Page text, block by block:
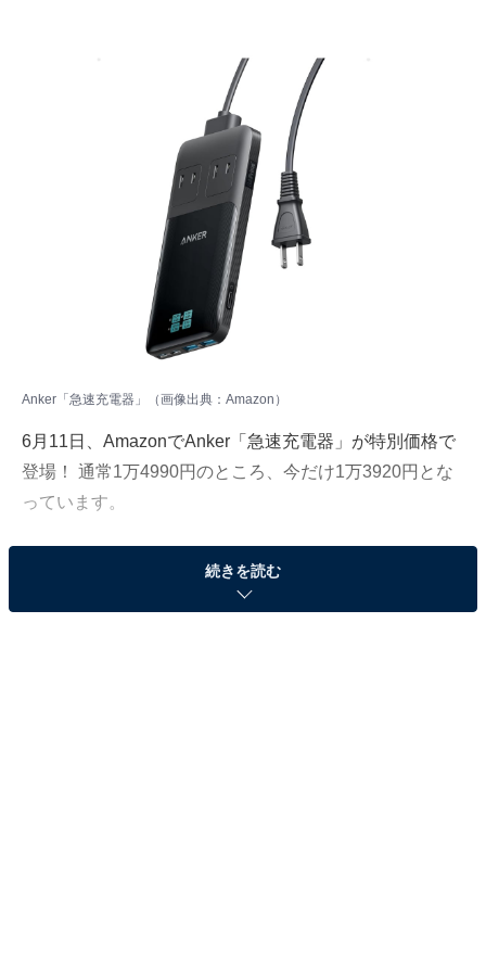
Anker「急速充電器」（画像出典：Amazon）
6月11日、AmazonでAnker「急速充電器」が特別価格で
登場！ 通常1万4990円のところ、今だけ1万3920円とな
っています。
そのほかにも注目の商品がラインナップされているの
で、あわせて紹介していきましょう。
続きを読む